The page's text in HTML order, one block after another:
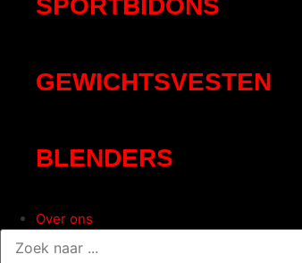
SPORTBIDONS
GEWICHTSVESTEN
BLENDERS
Over ons